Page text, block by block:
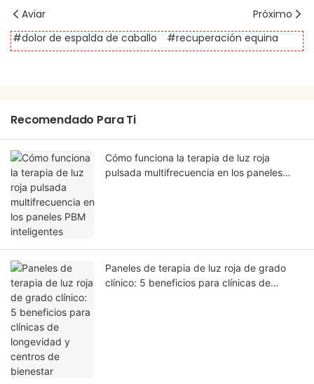
Aviar
Próximo
#dolor de espalda de caballo
#recuperación equina
Recomendado Para Ti
Cómo funciona la terapia de luz roja
pulsada multifrecuencia en los paneles
Paneles de terapia de luz roja de grado
clínico: 5 beneficios para clínicas de